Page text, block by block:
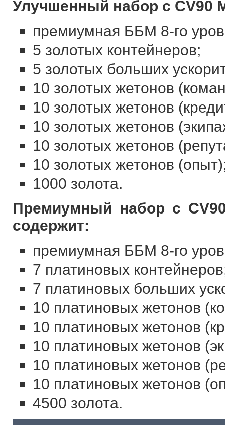
Улучшенный набор с CV90
премиумная ББМ 8-го
5 золотых контейнеров;
5 золотых больших
10 золотых жетонов
10 золотых жетонов
10 золотых жетонов
10 золотых жетонов
10 золотых жетонов
1000 золота.
Премиумный набор с
содержит:
премиумная ББМ 8-го
7 платиновых
7 платиновых больших
10 платиновых жетонов
10 платиновых жетонов
10 платиновых жетонов
10 платиновых жетонов
10 платиновых жетонов
4500 золота.